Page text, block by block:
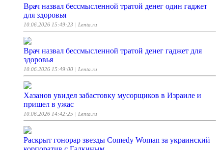
Врач назвал бессмысленной тратой денег один гаджет
для здоровья
10.06.2026 15:49:23 | Lenta.ru
Врач назвал бессмысленной тратой денег гаджет для
здоровья
10.06.2026 15:49:00 | Lenta.ru
Хазанов увидел забастовку мусорщиков в Израиле и
пришел в ужас
10.06.2026 14:42:25 | Lenta.ru
Раскрыт гонорар звезды Comedy Woman за украинский